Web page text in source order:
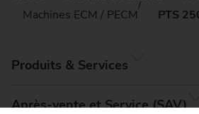
Machines ECM / PECM
PTS
Produits & Services
Après-vente et Service (SAV)